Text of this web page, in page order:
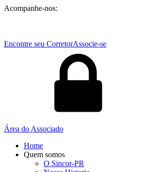
Acompanhe-nos:
Encontre seu CorretorAssocie-se
Área do Associado
Home
Quem somos
O Sincor-PR